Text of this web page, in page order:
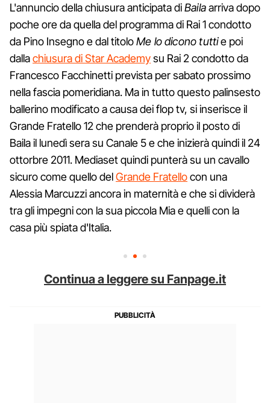
L'annuncio della chiusura anticipata diBailaarriva dopo
poche ore da quella del programma di Rai 1 condotto
da Pino Insegno e dal titoloMe lo dicono tuttie poi
dallachiusura di Star Academysu Rai 2 condotto da
Francesco Facchinetti prevista per sabato prossimo
nella fascia pomeridiana. Ma in tutto questo palinsesto
ballerino modificato a causa dei flop tv, si inserisce il
Grande Fratello 12 che prenderà proprio il posto di
Baila il lunedì sera su Canale 5 e che inizierà quindi il 24
ottorbre 2011. Mediaset quindi punterà su un cavallo
sicuro come quello delGrande Fratellocon una
Alessia Marcuzzi ancora in maternità e che si dividerà
tra gli impegni con la sua piccola Mia e quelli con la
casa più spiata d'Italia.
Continua a leggere su Fanpage.it